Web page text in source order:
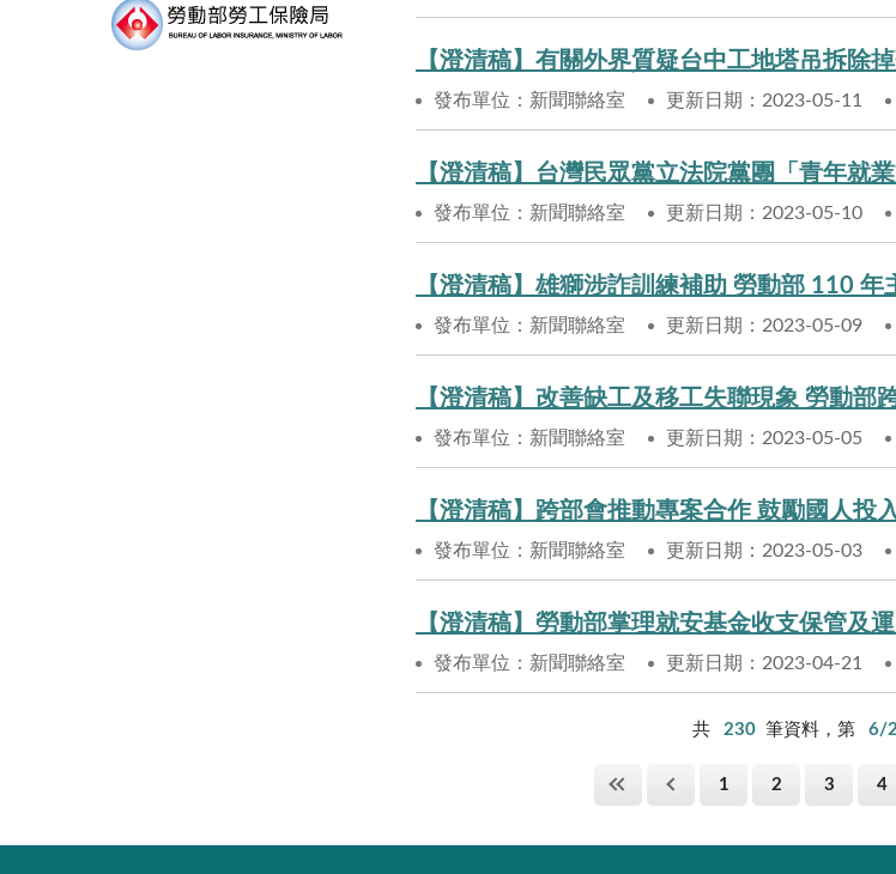
發布單位：新聞聯絡室 更新日期：2023-05-11
【澄清稿】台灣民眾黨立法院黨團「青年就
發布單位：新聞聯絡室 更新日期：2023-05-10
【澄清稿】雄獅涉詐訓練補助 勞動部 110
發布單位：新聞聯絡室 更新日期：2023-05-09
【澄清稿】改善缺工及移工失聯現象 勞動部
發布單位：新聞聯絡室 更新日期：2023-05-05
【澄清稿】跨部會推動專案合作 鼓勵國人
發布單位：新聞聯絡室 更新日期：2023-05-03
【澄清稿】勞動部掌理就安基金收支保管及
發布單位：新聞聯絡室 更新日期：2023-04-21
共 230 筆資料，第 6/
1 2 3 4